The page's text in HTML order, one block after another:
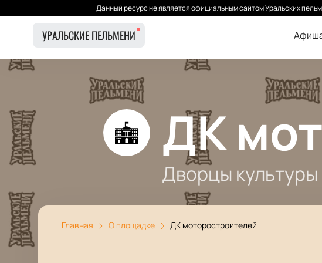
Данный ресурс не является официальным сайтом Уральских
УРАЛЬСКИЕ ПЕЛЬМЕНИ
ДК
Дворцы культуры
Главная О площадке ДК моторостроителей